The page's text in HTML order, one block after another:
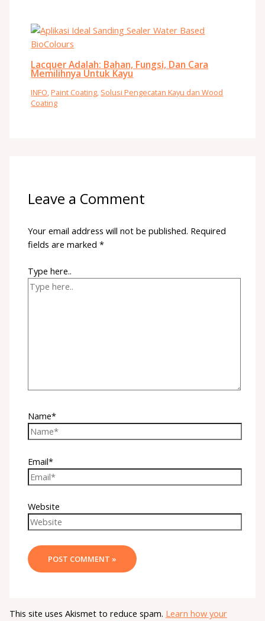
Lacquer Adalah: Bahan, Fungsi, Dan Cara
Memilihnya Untuk Kayu
INFO,Paint Coating, Solusi Pengecatan Kayu dan Wood
Coating
Leave a Comment
Your email address will not be published. Required
fields are marked*
Type here..
Name*
Email*
Website
This site uses Akismet to reduce spam. Learn how your